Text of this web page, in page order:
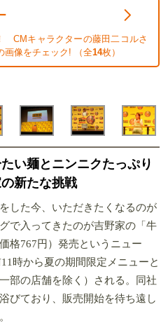
CMキャラクターの藤田二コルさ
画像をチェック! （全14枚）
い麺とニンニクたっぷり
新たな挑戦
した今、いただきたくなるのが
で入ってきたのが吉野家の「牛
格767円）発売というニュー
時から夏の期間限定メニューと
部の店舗を除く）される。同社
びており、販売開始を待ち遠し